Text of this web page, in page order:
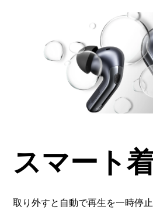
スマート
取り外すと自動で再生を一時停